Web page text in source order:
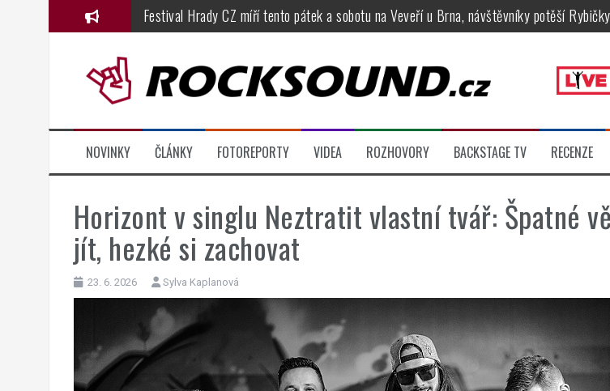
Festival Hrady CZ míří tento pátek a sobotu na Veveří u Brna, návštěvníky potěší
Basinfirefest 2026, den čtvrtý: fenomenální Apocalyptica, legendární Root i s Big
Metalfest 2026, den první: festival odstartovaly legendy Anthrax a Accept
KarmaFest přináší do českých klubů atmosféru legendárních Camden parties, propojí
NOVINKY ČLÁNKY FOTOREPORTY VIDEA ROZHOVORY BACKSTAGE TV RECENZE
Horizont v singlu Neztratit vlastní tvář: Špatné
jít, hezké si zachovat
23. 6. 2026 Sylva Kaplanová